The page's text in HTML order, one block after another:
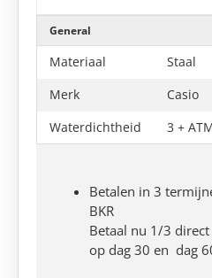
General
Materiaal
Staal
Merk
Casio
Waterdichtheid
3 +
Betalen in 3
BKR
Betaal nu 1/3 direct
op dag 30 en dag